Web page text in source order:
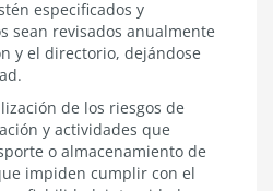
especificados y
sean revisados anualmente
y el directorio, dejándose
de los riesgos de
y actividades que
o almacenamiento de
impiden cumplir con el